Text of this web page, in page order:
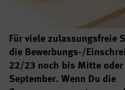
Für viele zulassungsfreie
die Bewerbungs-/
22/23 noch bis Mitte oder gar Ende
September. Wenn Du die